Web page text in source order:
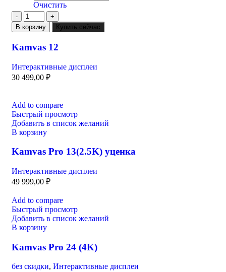
Очистить
В корзину Купить сейчас
Kamvas 12
Интерактивные дисплеи
30 499,00 ₽
Add to compare
Быстрый просмотр
Добавить в список желаний
В корзину
Kamvas Pro 13(2.5K) уценка
Интерактивные дисплеи
49 999,00 ₽
Add to compare
Быстрый просмотр
Добавить в список желаний
В корзину
Kamvas Pro 24 (4K)
без скидки, Интерактивные дисплеи